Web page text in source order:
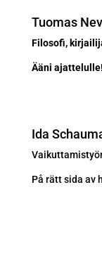
Tuomas
Filosofi,
Ääni ajattelulle!
Ida
På rätt sida av